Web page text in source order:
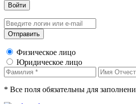
Физическое лицо
Юридическое лицо
* Все поля обязательны для